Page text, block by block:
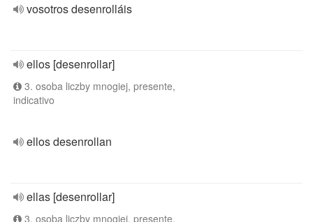
vosotros desenrolláis
ellos [desenrollar]
3. osoba liczby mnogiej, presente,
indicativo
ellos desenrollan
ellas [desenrollar]
3. osoba liczby mnogiej, presente,